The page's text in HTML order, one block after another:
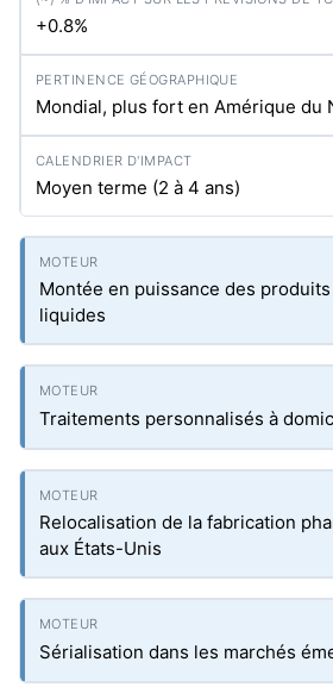
+0.8%
Mondial, plus fort en Amérique du
Moyen terme (2 à 4 ans)
Montée en puissance des
liquides
Traitements personnalisés à
Relocalisation de la fabrication
aux États-Unis
Sérialisation dans les marchés